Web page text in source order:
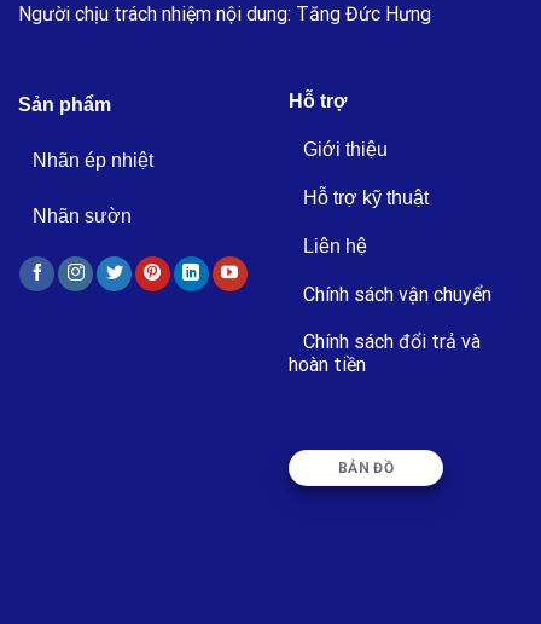
Người chịu trách nhiệm nội dung: Tăng Đức Hưng
Sản phẩm
Nhãn ép nhiệt
Nhãn sườn
Hỗ trợ
Giới thiệu
Hỗ trợ kỹ thuật
Liên hệ
Chính sách vận chuyển
Chính sách đổi trả và
hoàn tiền
BẢN ĐỒ